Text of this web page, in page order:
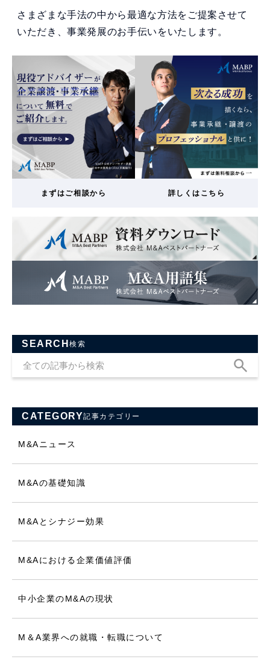
さまざまな手法の中から最適な方法をご提案させて
いただき、事業発展のお手伝いをいたします。
まずはご相談から 詳しくはこちら
SEARCH検索
CATEGORY記事カテゴリー
M&Aニュース
M&Aの基礎知識
M&Aとシナジー効果
M&Aにおける企業価値評価
中小企業のM&Aの現状
M＆A業界への就職・転職について